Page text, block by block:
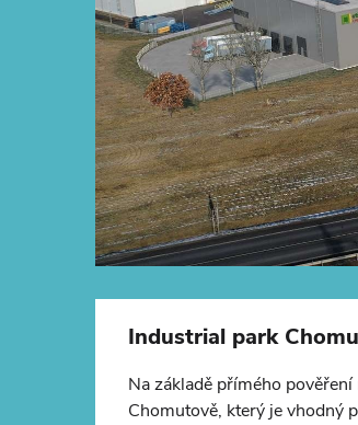
Industrial park
Na základě přímého
Chomutově, který je vhodný